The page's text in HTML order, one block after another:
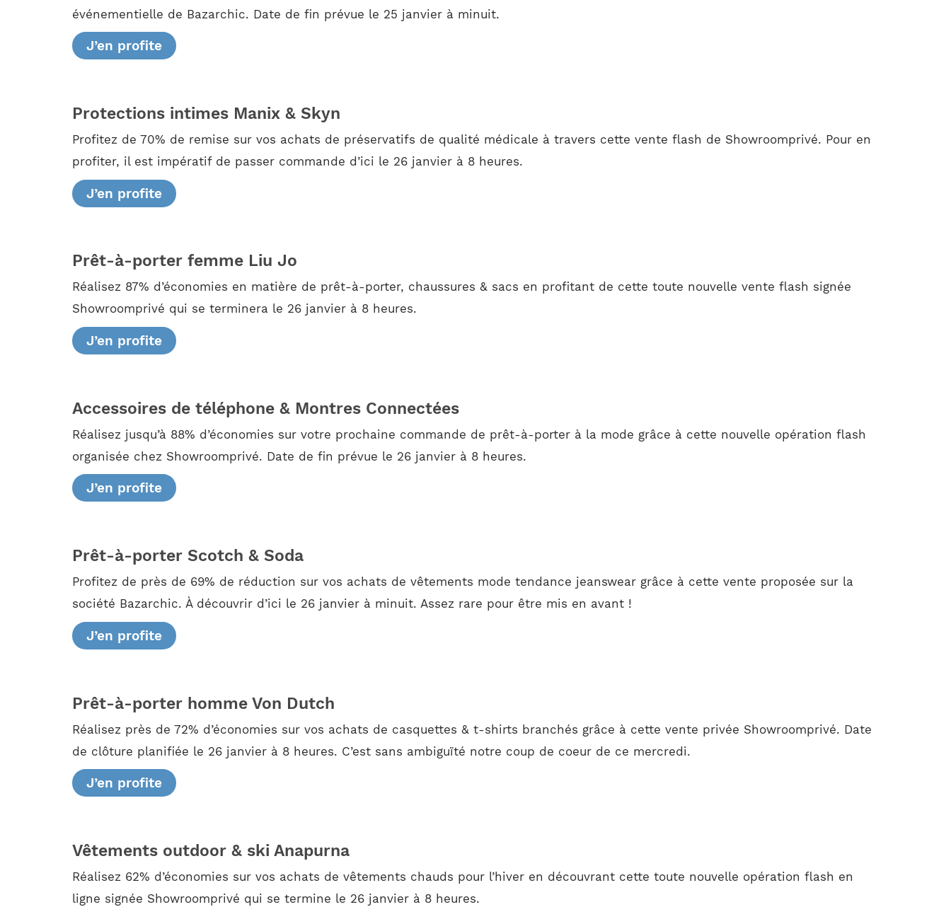
événementielle de Bazarchic. Date de fin prévue le 25 janvier à minuit.
J’en profite
Protections intimes Manix & Skyn
Profitez de 70% de remise sur vos achats de préservatifs de qualité médicale à travers cette vente flash de Showroomprivé. Pour en
profiter, il est impératif de passer commande d’ici le 26 janvier à 8 heures.
J’en profite
Prêt-à-porter femme Liu Jo
Réalisez 87% d’économies en matière de prêt-à-porter, chaussures & sacs en profitant de cette toute nouvelle vente flash signée
Showroomprivé qui se terminera le 26 janvier à 8 heures.
J’en profite
Accessoires de téléphone & Montres Connectées
Réalisez jusqu’à 88% d’économies sur votre prochaine commande de prêt-à-porter à la mode grâce à cette nouvelle opération flash
organisée chez Showroomprivé. Date de fin prévue le 26 janvier à 8 heures.
J’en profite
Prêt-à-porter Scotch & Soda
Profitez de près de 69% de réduction sur vos achats de vêtements mode tendance jeanswear grâce à cette vente proposée sur la
société Bazarchic. À découvrir d’ici le 26 janvier à minuit. Assez rare pour être mis en avant !
J’en profite
Prêt-à-porter homme Von Dutch
Réalisez près de 72% d’économies sur vos achats de casquettes & t-shirts branchés grâce à cette vente privée Showroomprivé. Date
de clôture planifiée le 26 janvier à 8 heures. C’est sans ambiguïté notre coup de coeur de ce mercredi.
J’en profite
Vêtements outdoor & ski Anapurna
Réalisez 62% d’économies sur vos achats de vêtements chauds pour l’hiver en découvrant cette toute nouvelle opération flash en
ligne signée Showroomprivé qui se termine le 26 janvier à 8 heures.